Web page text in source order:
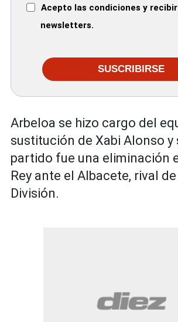
Acepto las condiciones y
newsletters.
SUSCRIBIRSE
Arbeloa se hizo cargo del
sustitución de Xabi Alonso y
partido fue una eliminación
Rey ante el Albacete, rival
División.